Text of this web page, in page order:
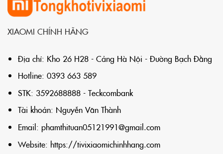
XIAOMI CHÍNH HÃNG
Địa chỉ: Kho 26 H28 - Cảng Hà Nội - Đường Bạch Đằng
Hotline: 0393 663 589
STK: 3592688888 - Teckcombank
Tài khoản: Nguyễn Văn Thành
Email: phamthituan05121991@gmail.com
Website: https://tivixiaomichinhhang.com